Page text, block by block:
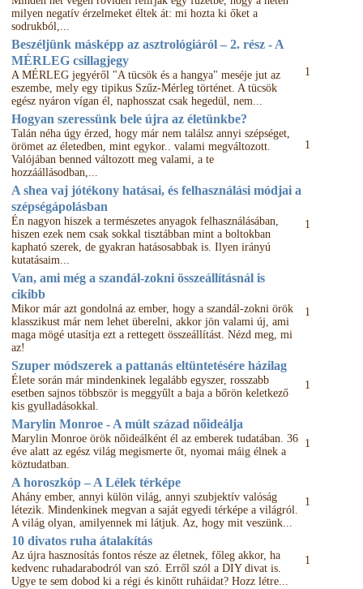
milyen negatív érzelmeket éltek át: mi hozta ki őket a
sodrukból,...
Beszéljünk másképp az asztrológiáról – 2. rész - A
MÉRLEG csillagjegy
A MÉRLEG jegyéről "A tücsök és a hangya" meséje jut az
eszembe, mely egy tipikus Szűz-Mérleg történet. A tücsök
egész nyáron vígan él, naphosszat csak hegedül, nem...
1
Hogyan szeressünk bele újra az életünkbe?
Talán néha úgy érzed, hogy már nem találsz annyi szépséget,
örömet az életedben, mint egykor.. valami megváltozott.
Valójában benned változott meg valami, a te
hozzáállásodban,...
1
A shea vaj jótékony hatásai, és felhasználási módjai a
szépségápolásban
Én nagyon hiszek a természetes anyagok felhasználásában,
hiszen ezek nem csak sokkal tisztábban mint a boltokban
kapható szerek, de gyakran hatásosabbak is. Ilyen irányú
kutatásaim...
1
Van, ami még a szandál-zokni összeállításnál is
cikibb
Mikor már azt gondolná az ember, hogy a szandál-zokni örök
klasszikust már nem lehet überelni, akkor jön valami új, ami
maga mögé utasítja ezt a rettegett összeállítást. Nézd meg, mi
az!
1
Szuper módszerek a pattanás eltüntetésére házilag
Élete során már mindenkinek legalább egyszer, rosszabb
esetben sajnos többször is meggyűlt a baja a bőrön keletkező
kis gyulladásokkal.
1
Marylin Monroe - A múlt század nőideálja
Marylin Monroe örök nőideálként él az emberek tudatában. 36
éve alatt az egész világ megismerte őt, nyomai máig élnek a
köztudatban.
1
A horoszkóp – A Lélek térképe
Ahány ember, annyi külön világ, annyi szubjektív valóság
létezik. Mindenkinek megvan a saját egyedi térképe a világról.
A világ olyan, amilyennek mi látjuk. Az, hogy mit veszünk...
1
10 divatos ruha átalakítás
Az újra hasznosítás fontos része az életnek, főleg akkor, ha
kedvenc ruhadarabodról van szó. Erről szól a DIY divat is.
Ugye te sem dobod ki a régi és kinőtt ruháidat? Hozz létre...
1